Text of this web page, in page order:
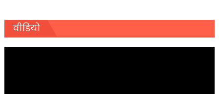
वीडियो